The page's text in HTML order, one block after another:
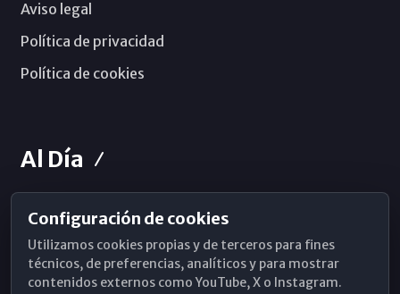
Aviso legal
Política de privacidad
Política de cookies
Al Día
Horarios de Misa
Hemeroteca
WhatsApp
Configuración de cookies
Utilizamos cookies propias y de terceros para fines
técnicos, de preferencias, analíticos y para mostrar
contenidos externos como YouTube, X o Instagram.